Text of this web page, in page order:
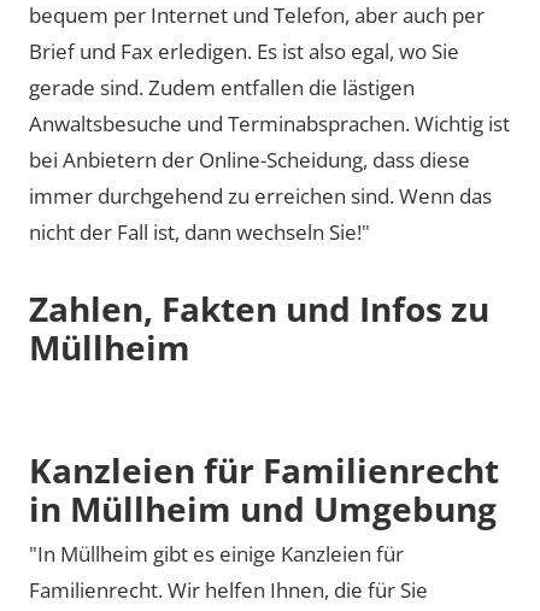
bequem per Internet und Telefon, aber auch per
Brief und Fax erledigen. Es ist also egal, wo Sie
gerade sind. Zudem entfallen die lästigen
Anwaltsbesuche und Terminabsprachen. Wichtig ist
bei Anbietern der Online-Scheidung, dass diese
immer durchgehend zu erreichen sind. Wenn das
nicht der Fall ist, dann wechseln Sie!"
Zahlen, Fakten und Infos zu
Müllheim
Kanzleien für Familienrecht
in Müllheim und Umgebung
"In Müllheim gibt es einige Kanzleien für
Familienrecht. Wir helfen Ihnen, die für Sie